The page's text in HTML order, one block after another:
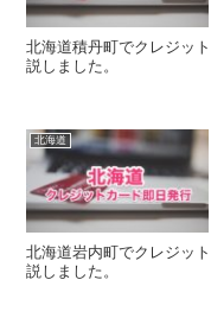
北海道積丹町でクレジッ
説しました。
北海道
北海道岩内町でクレジッ
説しました。